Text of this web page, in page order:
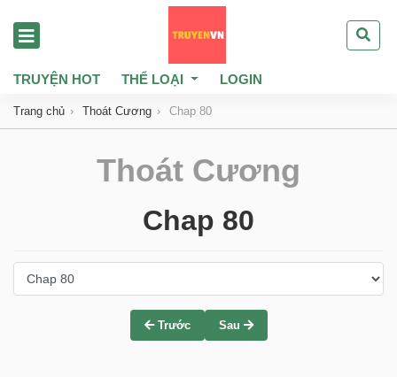
TRUYỆN HOT THỂ LOẠI LOGIN
Trang chủ Thoát Cương Chap 80
Thoát Cương
Chap 80
Trước Sau